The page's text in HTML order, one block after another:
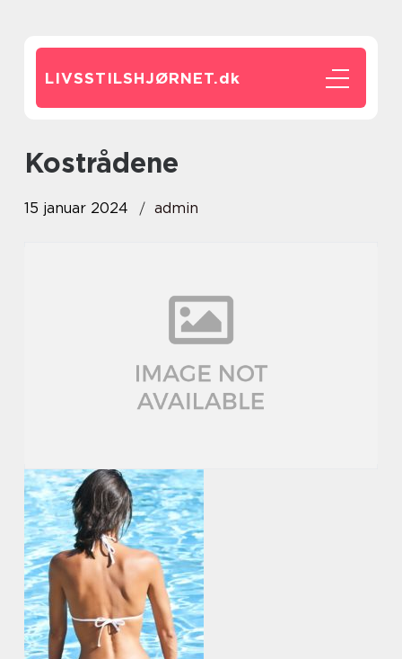
LIVSSTILSHJØRNET.dk
kostrådene
15 januar 2024 admin